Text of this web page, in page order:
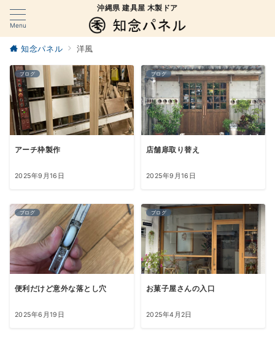
Menu
沖縄県 建具屋 木製ドア
知念パネル 洋風
ブログ
アーチ枠製作
2025年9月16日
ブログ
店舗扉取り替え
2025年9月16日
ブログ
便利だけど意外な落とし穴
2025年6月19日
ブログ
お菓子屋さんの入口
2025年4月2日